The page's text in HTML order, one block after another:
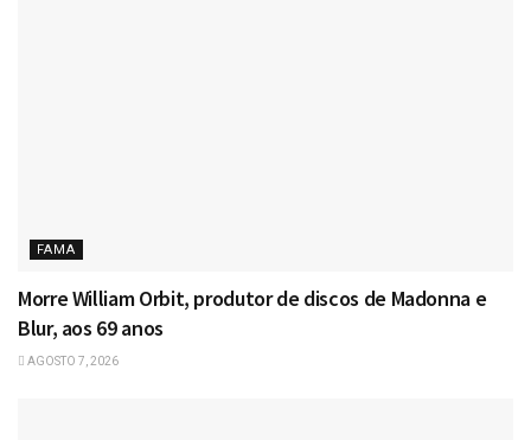
FAMA
Morre William Orbit, produtor de discos de Madonna e
Blur, aos 69 anos
AGOSTO 7, 2026